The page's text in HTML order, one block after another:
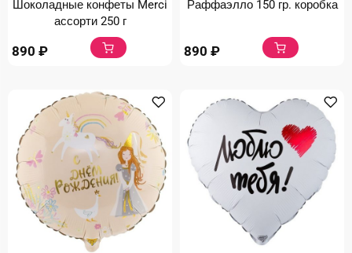
Шоколадные конфеты Merci
ассорти 250 г
890 ₽
Раффаэлло 150 гр. коробка
890 ₽